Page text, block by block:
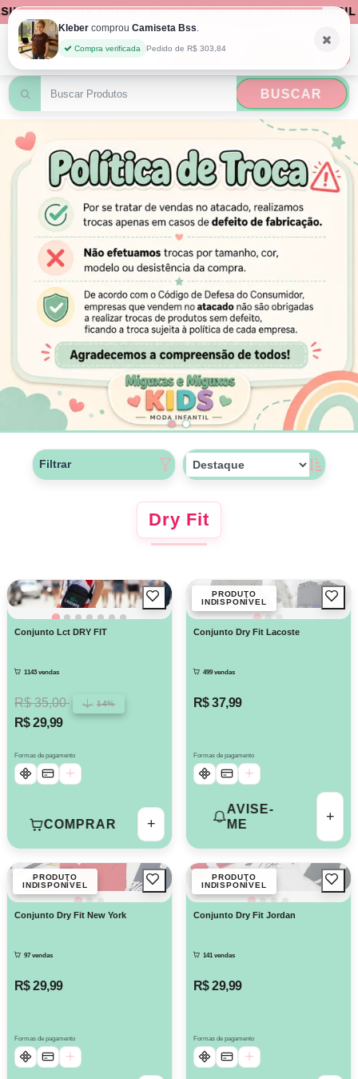
A MAIOR FORNECEDORA DE MODA KIDS DO BRASIL
BUSCAR
Filtrar
Dry Fit
Conjunto Lct DRY FIT
1143 vendas
R$ 35,00 14%
R$ 29,99
Formas de pagamento
COMPRAR +
PRODUTO
INDISPONÍVEL
Conjunto Dry Fit Lacoste
499 vendas
R$ 37,99
Formas de pagamento
AVISE-
ME
+
PRODUTO
INDISPONÍVEL
Conjunto Dry Fit New York
97 vendas
R$ 29,99
Formas de pagamento
PRODUTO
INDISPONÍVEL
Conjunto Dry Fit Jordan
141 vendas
R$ 29,99
Formas de pagamento
Kleber comprou Camiseta Bss
Compra verificada Pedido de R$ 303,84